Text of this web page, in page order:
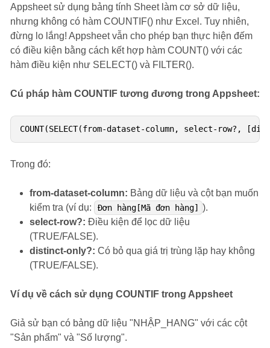
Appsheet sử dụng bảng tính Sheet làm cơ sở dữ liệu,
nhưng không có hàm COUNTIF() như Excel. Tuy nhiên,
đừng lo lắng! Appsheet vẫn cho phép bạn thực hiện đếm
có điều kiện bằng cách kết hợp hàm COUNT() với các
hàm điều kiện như SELECT() và FILTER().
Cú pháp hàm COUNTIF tương đương trong Appsheet:
Trong đó:
from-dataset-column: Bảng dữ liệu và cột bạn muốn
kiểm tra (ví dụ:
Đơn hàng[Mã đơn hàng]
).
select-row?: Điều kiện để lọc dữ liệu
(TRUE/FALSE).
distinct-only?: Có bỏ qua giá trị trùng lặp hay không
(TRUE/FALSE).
Ví dụ về cách sử dụng COUNTIF trong Appsheet
Giả sử bạn có bảng dữ liệu "NHẬP_HANG" với các cột
"Sản phẩm" và "Số lượng".